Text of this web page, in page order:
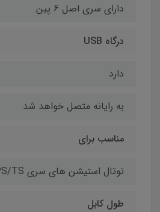
دارای سری اصل 6 پین
درگاه USB
دارد
به رایانه متصل خواهد شد
مناسب برای
توتال استیشن های سری TPS/TS
طول کابل